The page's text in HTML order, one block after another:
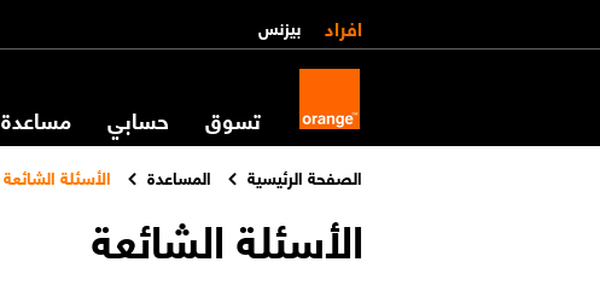
افراد بيزنس
تسوق حسابي مساعدة
الصفحة الرئيسية المساعدة الأسئلة الشائعة
الأسئلة الشائعة